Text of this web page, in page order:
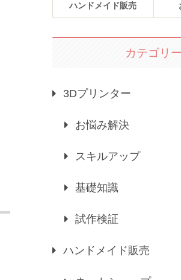
ハンドメイド販売
カテゴリー
3Dプリンター
お悩み解決
スキルアップ
基礎知識
試作検証
ハンドメイド販売